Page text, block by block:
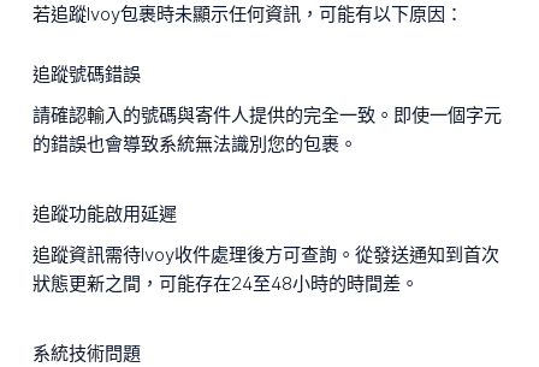
若追蹤Ivoy包裹時未顯示任何資訊，可能有以下原因：
追蹤號碼錯誤
請確認輸入的號碼與寄件人提供的完全一致。即使一個字元
的錯誤也會導致系統無法識別您的包裹。
追蹤功能啟用延遲
追蹤資訊需待Ivoy收件處理後方可查詢。從發送通知到首次
狀態更新之間，可能存在24至48小時的時間差。
系統技術問題